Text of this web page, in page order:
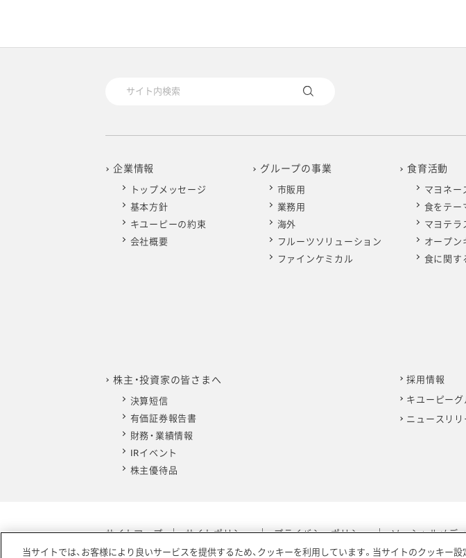
企業情報
トップメッセージ
基本方針
キユーピーの約束
会社概要
グループの事業
市販用
業務用
海外
フルーツソリューション
ファインケミカル
食育活動
マヨネー
食をテー
マヨテラ
オープン
食に関す
株主・投資家の皆さまへ
決算短信
有価証券報告書
財務・業績情報
IRイベント
株主優待品
採用情報
キユーピー
ニュースリリ
サイトマップ サイトポリシー プライバシーポリシー ソーシャルメデ
当サイトでは、お客様により良いサービスを提供するため、クッキーを利用しています。当サイトのクッキー設